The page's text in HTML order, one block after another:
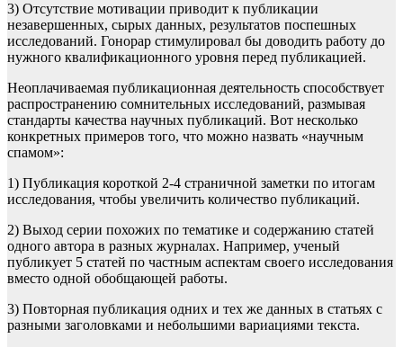
3) Отсутствие мотивации приводит к публикации
незавершенных, сырых данных, результатов поспешных
исследований. Гонорар стимулировал бы доводить работу до
нужного квалификационного уровня перед публикацией.
Неоплачиваемая публикационная деятельность способствует
распространению сомнительных исследований, размывая
стандарты качества научных публикаций. Вот несколько
конкретных примеров того, что можно назвать «научным
спамом»:
1) Публикация короткой 2-4 страничной заметки по итогам
исследования, чтобы увеличить количество публикаций.
2) Выход серии похожих по тематике и содержанию статей
одного автора в разных журналах. Например, ученый
публикует 5 статей по частным аспектам своего исследования
вместо одной обобщающей работы.
3) Повторная публикация одних и тех же данных в статьях с
разными заголовками и небольшими вариациями текста.